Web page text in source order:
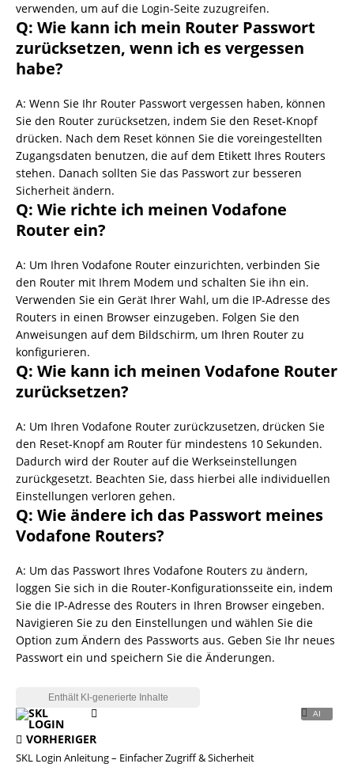
verwenden, um auf die Login-Seite zuzugreifen.
Q: Wie kann ich mein Router Passwort
zurücksetzen, wenn ich es vergessen
habe?
A: Wenn Sie Ihr Router Passwort vergessen haben, können
Sie den Router zurücksetzen, indem Sie den Reset-Knopf
drücken. Nach dem Reset können Sie die voreingestellten
Zugangsdaten benutzen, die auf dem Etikett Ihres Routers
stehen. Danach sollten Sie das Passwort zur besseren
Sicherheit ändern.
Q: Wie richte ich meinen Vodafone
Router ein?
A: Um Ihren Vodafone Router einzurichten, verbinden Sie
den Router mit Ihrem Modem und schalten Sie ihn ein.
Verwenden Sie ein Gerät Ihrer Wahl, um die IP-Adresse des
Routers in einen Browser einzugeben. Folgen Sie den
Anweisungen auf dem Bildschirm, um Ihren Router zu
konfigurieren.
Q: Wie kann ich meinen Vodafone Router
zurücksetzen?
A: Um Ihren Vodafone Router zurückzusetzen, drücken Sie
den Reset-Knopf am Router für mindestens 10 Sekunden.
Dadurch wird der Router auf die Werkseinstellungen
zurückgesetzt. Beachten Sie, dass hierbei alle individuellen
Einstellungen verloren gehen.
Q: Wie ändere ich das Passwort meines
Vodafone Routers?
A: Um das Passwort Ihres Vodafone Routers zu ändern,
loggen Sie sich in die Router-Konfigurationsseite ein, indem
Sie die IP-Adresse des Routers in Ihren Browser eingeben.
Navigieren Sie zu den Einstellungen und wählen Sie die
Option zum Ändern des Passworts aus. Geben Sie Ihr neues
Passwort ein und speichern Sie die Änderungen.
VORHERIGER
SKL Login Anleitung – Einfacher Zugriff & Sicherheit